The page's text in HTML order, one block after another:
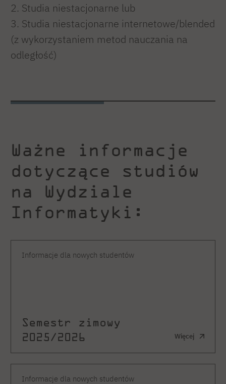
2. Studia niestacjonarne lub
3. Studia niestacjonarne internetowe/blended
(z wykorzystaniem metod nauczania na
odległość)
Ważne informacje
dotyczące studiów
na Wydziale
Informatyki:
Informacje dla nowych studentów
Semestr zimowy
2025/2026
Więcej
Informacje dla nowych studentów